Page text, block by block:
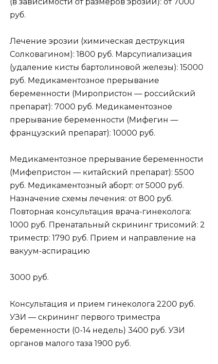
руб.
Лечение эрозии (химическая деструкция
Солковагином): 1800 руб. Марсупиализация
(удаление кисты бартолиновой железы): 15000
руб. Медикаментозное прерывание
беременности (Миропристон — российский
препарат): 7000 руб. Медикаментозное
прерывание беременности (Мифегин —
французский препарат): 10000 руб.
Медикаментозное прерывание беременности
(Мифепристон — китайский препарат): 5500
руб. Медикаментозный аборт: от 5000 руб.
Назначение схемы лечения: от 800 руб.
Повторная консультация врача-гинеколога:
1000 руб. Пренатальный скрининг трисомий: 2
триместр: 1790 руб. Прием и направление на
вакуум-аспирацию
3000 руб.
Консультация и прием гинеколога 2200 руб.
УЗИ — скрининг первого триместра
беременности (0-14 недель) 3400 руб. УЗИ
органов малого таза 1900 руб.